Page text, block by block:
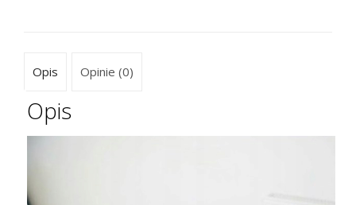
Opis Opinie (0)
Opis